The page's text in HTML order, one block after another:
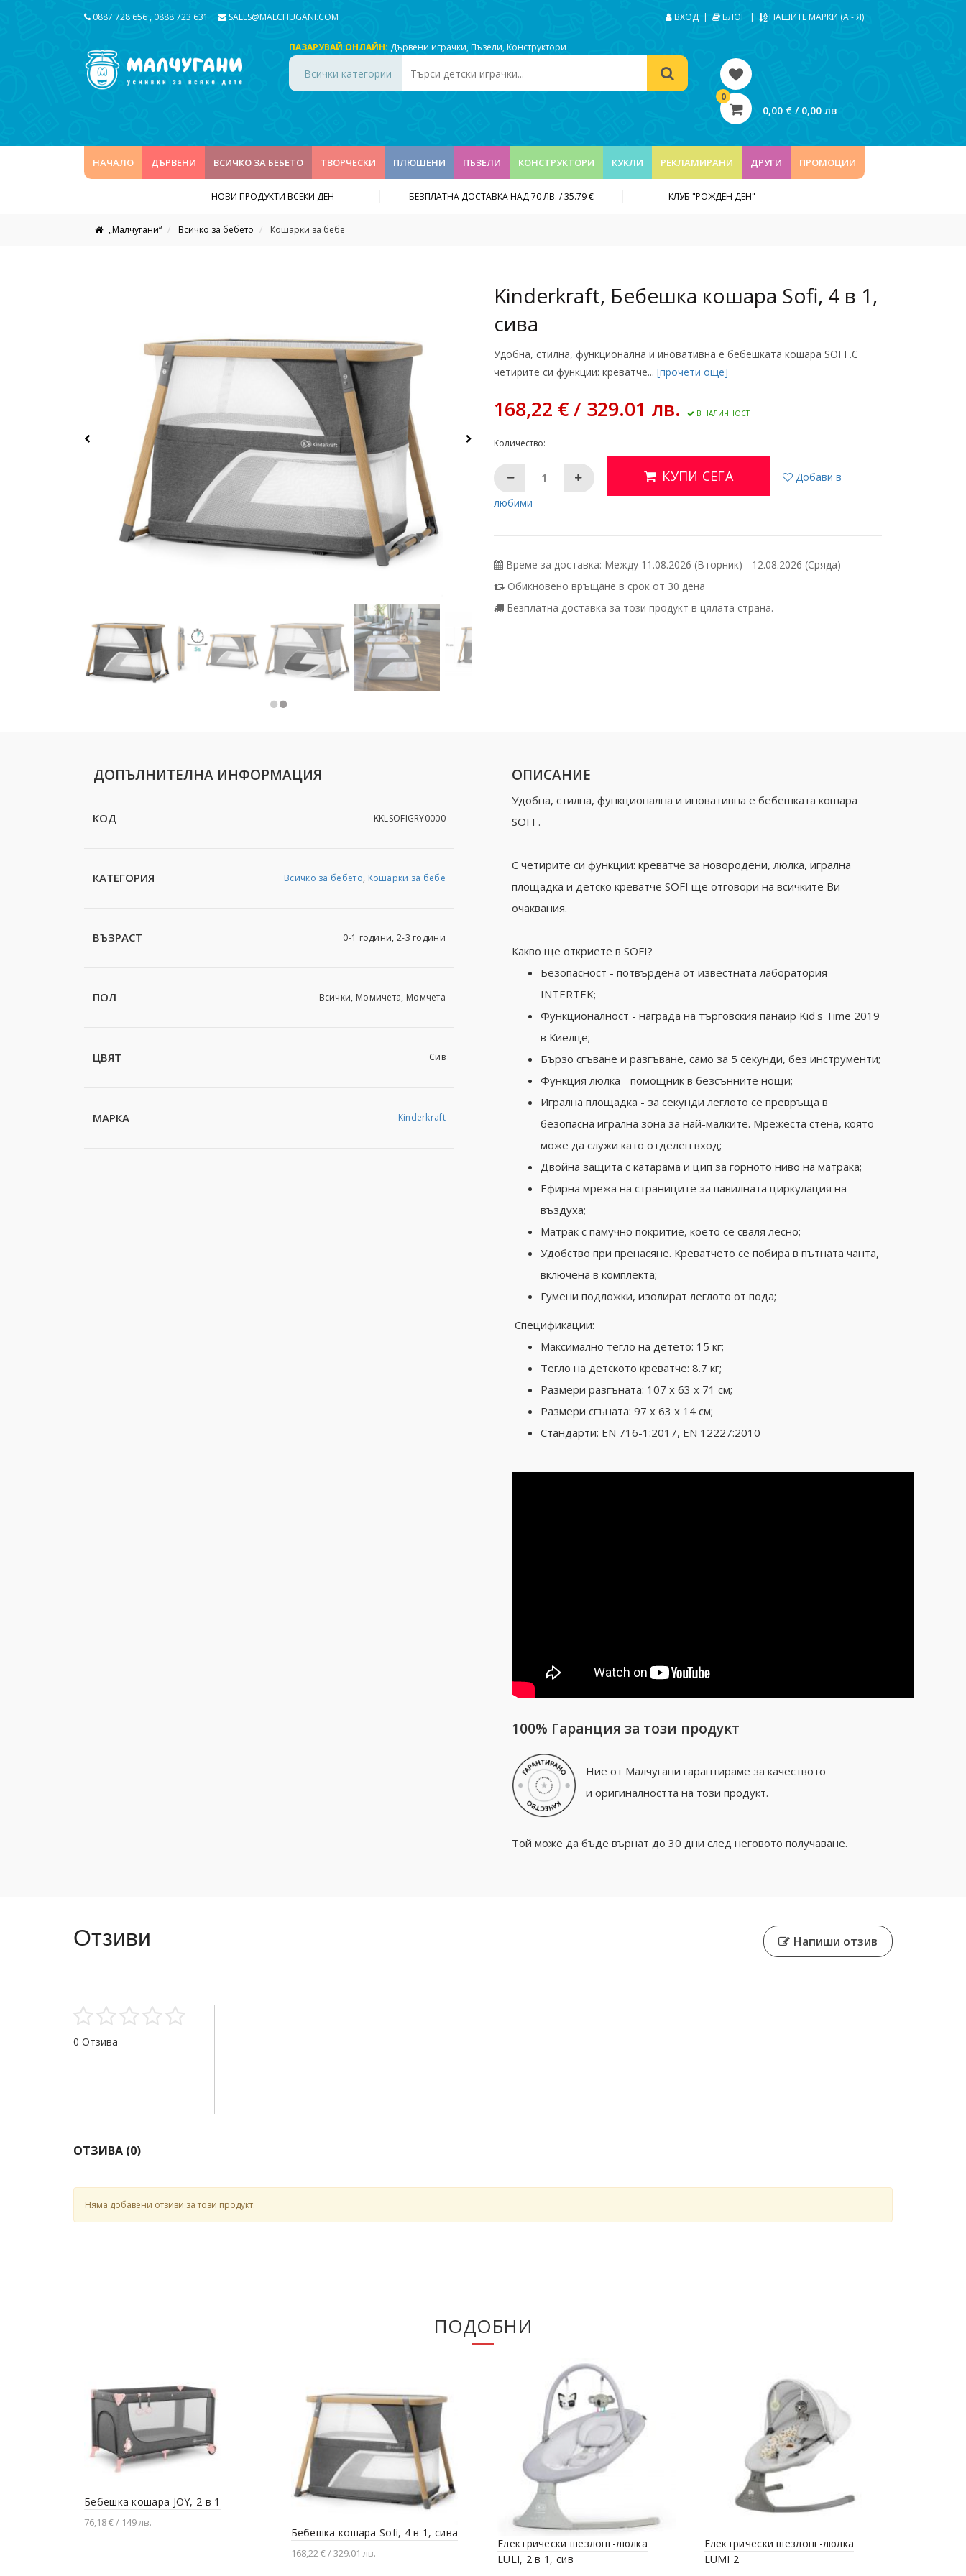
0887 728 656 , 0888 723 631 SALES@MALCHUGANI.COM ВХОД | БЛОГ | НАШИТЕ МАРКИ (А - Я)
ПАЗАРУВАЙ ОНЛАЙН: Дървени играчки,Пъзели,Конструктори
Всички категории
0
0,00 € / 0,00 лв
НАЧАЛО ДЪРВЕНИ ВСИЧКО ЗА БЕБЕТО ТВОРЧЕСКИ ПЛЮШЕНИ ПЪЗЕЛИ КОНСТРУКТОРИ КУКЛИ РЕКЛАМИРАНИ ДРУГИ ПРОМОЦИИ
НОВИ ПРОДУКТИ ВСЕКИ ДЕН БЕЗПЛАТНА ДОСТАВКА НАД 70 ЛВ. / 35.79 € КЛУБ "РОЖДЕН ДЕН"
„Малчугани“ Всичко за бебето Кошарки за бебе
Kinderkraft, Бебешка кошара Sofi, 4 в 1,
сива
Удобна, стилна, функционална и иновативна е бебешката кошара SOFI .С
четирите си функции: креватче... [прочети още]
168,22 € / 329.01 лв. В НАЛИЧНОСТ
Количество:
КУПИ СЕГА
Добави в
любими
Време за доставка: Между 11.08.2026 (Вторник) - 12.08.2026 (Сряда)
Обикновено връщане в срок от 30 дена
Безплатна доставка за този продукт в цялата страна.
ДОПЪЛНИТЕЛНА ИНФОРМАЦИЯ
КОД KKLSOFIGRY0000
КАТЕГОРИЯ Всичко за бебето, Кошарки за бебе
ВЪЗРАСТ 0-1 години, 2-3 години
ПОЛ Всички, Момичета, Момчета
ЦВЯТ Сив
МАРКА Kinderkraft
ОПИСАНИЕ
Удобна, стилна, функционална и иновативна е бебешката кошара
SOFI .
С четирите си функции: креватче за новородени, люлка, игрална
площадка и детско креватче SOFI ще отговори на всичките Ви
очаквания.
Какво ще откриете в SOFI?
Безопасност - потвърдена от известната лаборатория
INTERTEK;
Функционалност - награда на търговския панаир Kid's Time 2019
в Киелце;
Бързо сгъване и разгъване, само за 5 секунди, без инструменти;
Функция люлка - помощник в безсънните нощи;
Игрална площадка - за секунди леглото се превръща в
безопасна игрална зона за най-малките. Мрежеста стена, която
може да служи като отделен вход;
Двойна защита с катарама и цип за горното ниво на матрака;
Ефирна мрежа на страниците за павилната циркулация на
въздуха;
Матрак с памучно покритие, което се сваля лесно;
Удобство при пренасяне. Креватчето се побира в пътната чанта,
включена в комплекта;
Гумени подложки, изолират леглото от пода;
Спецификации:
Максимално тегло на детето: 15 кг;
Тегло на детското креватче: 8.7 кг;
Размери разгъната: 107 х 63 х 71 см;
Размери сгъната: 97 х 63 х 14 см;
Стандарти: EN 716-1:2017, EN 12227:2010
100% Гаранция за този продукт
Ние от Малчугани гарантираме за качеството
и оригиналността на този продукт.
Той може да бъде върнат до 30 дни след неговото получаване.
Отзиви Напиши отзив
0 Отзива
ОТЗИВА (0)
Няма добавени отзиви за този продукт.
ПОДОБНИ
Бебешка кошара JOY, 2 в 1
76,18 € / 149 лв.
Бебешка кошара Sofi, 4 в 1, сива
168,22 € / 329.01 лв.
Електрически шезлонг-люлка
LULI, 2 в 1, сив
Електрически шезлонг-люлка
LUMI 2